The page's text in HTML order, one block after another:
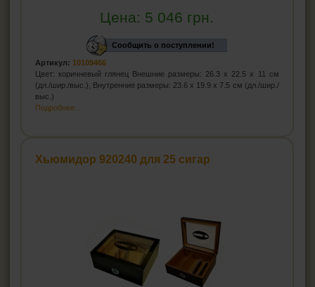
Цена: 5 046 грн.
Сообщить о поступлении!
Артикул: 10109466
Цвет: коричневый глянец Внешние размеры: 26.3 x 22.5 x 11 см
(дл./шир./выс.), Внутренние размеры: 23.6 x 19.9 x 7.5 см (дл./шир./
выс.)
Подробнее...
Хьюмидор 920240 для 25 сигар